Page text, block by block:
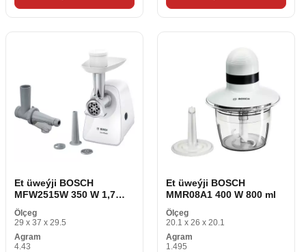
Et üweýji BOSCH
MFW2515W 350 W 1,7
Kg/min
Ölçeg
29 x 37 x 29.5
Agram
4.43
Et üweýji BOSCH
MMR08A1 400 W 800 ml
Ölçeg
20.1 x 26 x 20.1
Agram
1.495